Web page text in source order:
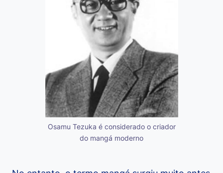
Osamu Tezuka é considerado o criador
do mangá moderno